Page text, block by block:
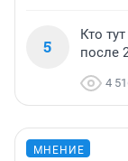
5
Кто
после
4
МНЕНИЕ